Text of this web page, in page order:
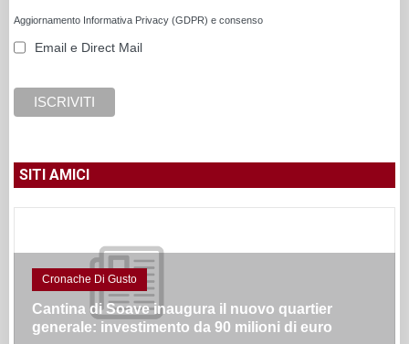
Aggiornamento Informativa Privacy (GDPR) e consenso
Email e Direct Mail
SITI AMICI
Cronache Di Gusto
Cantina di Soave inaugura il nuovo quartier
generale: investimento da 90 milioni di euro